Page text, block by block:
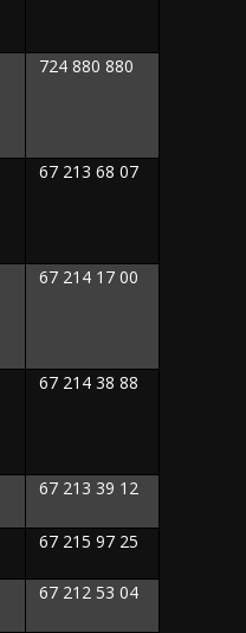
724 880 880
67 213 68 07
67 214 17 00
67 214 38 88
67 213 39 12
67 215 97 25
67 212 53 04